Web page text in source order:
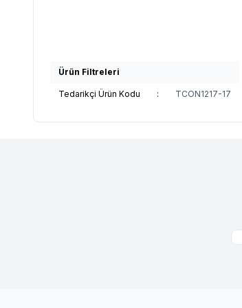
Ürün Filtreleri
Tedarikçi Ürün Kodu : TCON1217-17